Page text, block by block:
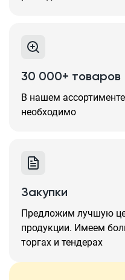
30 000+ товаров
В нашем
необходимо
Закупки
Предложим лучшую
продукции. Имеем
торгах и тендерах